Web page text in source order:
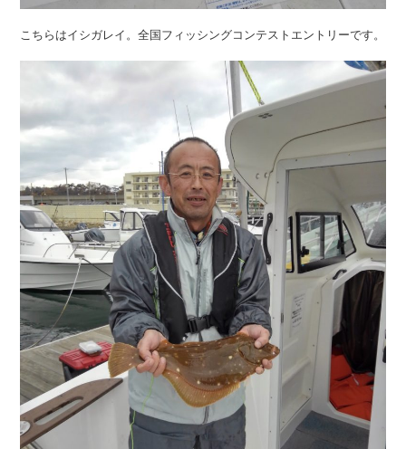
こちらはイシガレイ。全国フィッシングコンテストエントリーです。